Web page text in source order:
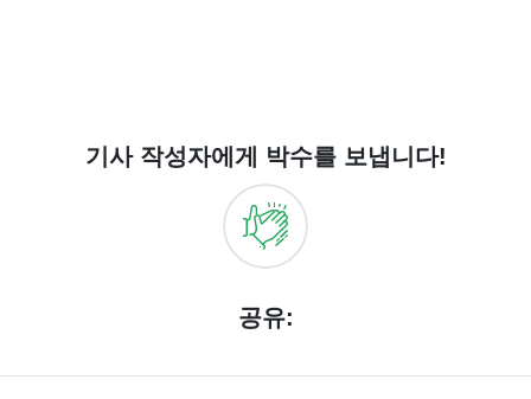
기사 작성자에게 박수를 보냅니다!
공유: